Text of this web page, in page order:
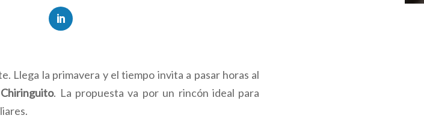
Llega la primavera y el tiempo invita a pasar horas al
. La propuesta va por un rincón ideal para